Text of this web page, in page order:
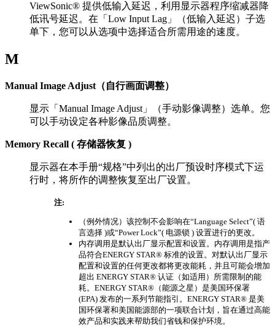
ViewSonic® 提供低输入延迟，利用显示器程序缩减器降
低讯号延迟。在「Low Input Lag」（低输入延迟）子选
单下，您可以从选项中选择适合所需用途的速度。
M
Manual Image Adjust（自行画面调整）
显示「Manual Image Adjust」（手动影像调整）选单。您
可以手动设定各种影像品质调整。
Memory Recall ( 存储器恢复 )
显示器在本手册“规格”中列出的出厂预设时序模式下运
行时，将所作的调整恢复至出厂设置。
注:
（例外情况）该控制不会影响在“Language Select”( 语
言选择 )或“Power Lock”( 电源锁 ) 设置进行的更改。
内存调用是默认出厂显示配置和设置。内存调用是指产
品符合ENERGY STAR® 标准的设置。对默认出厂显示
配置和设置的任何更改都将更改能耗，并且可能会增加
超出 ENERGY STAR® 认证（如适用）所需限制的能
耗。ENERGY STAR®（能源之星）是美国环保署
(EPA) 发布的一系列节能指引。ENERGY STAR® 是美
国环保署和美国能源部的一项联合计划，旨在通过高能
效产品和实践来帮助我们省钱和保护环境。